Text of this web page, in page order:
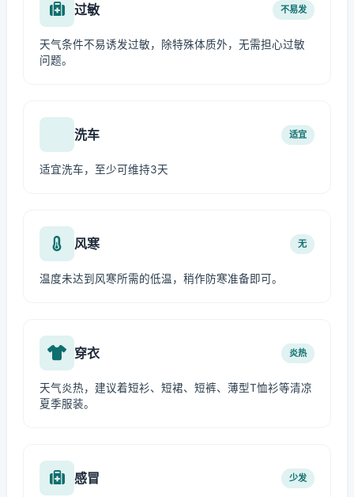
过敏 不易发
天气条件不易诱发过敏，除特殊体质外，无需担心过敏
问题。
洗车 适宜
适宜洗车，至少可维持3天
风寒 无
温度未达到风寒所需的低温，稍作防寒准备即可。
穿衣 炎热
天气炎热，建议着短衫、短裙、短裤、薄型T恤衫等清凉
夏季服装。
感冒 少发